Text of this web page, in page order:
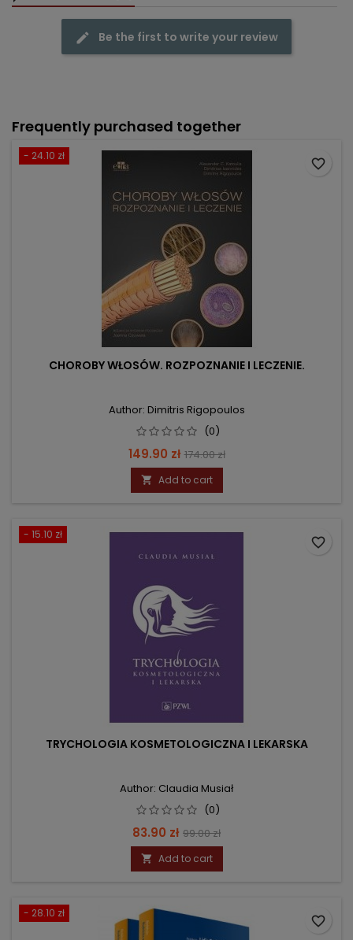
Be the first to write your review
Frequently purchased together
- 24.10 zł
CHOROBY WŁOSÓW. ROZPOZNANIE I LECZENIE.
Author: Dimitris Rigopoulos
(0)
Price
149.90 zł Regular
price
174.00 zł
 Add to cart
favorite_border
- 15.10 zł
TRYCHOLOGIA KOSMETOLOGICZNA I LEKARSKA
Author: Claudia Musiał
(0)
Price
83.90 zł Regular
price
99.00 zł
 Add to cart
favorite_border
- 28.10 zł
favorite_border